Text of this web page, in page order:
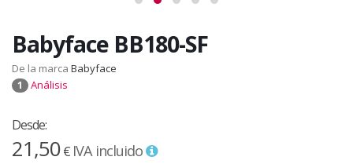
Babyface BB180-SF
De la marca Babyface
1 Análisis
Desde:
21,50€ IVA incluido